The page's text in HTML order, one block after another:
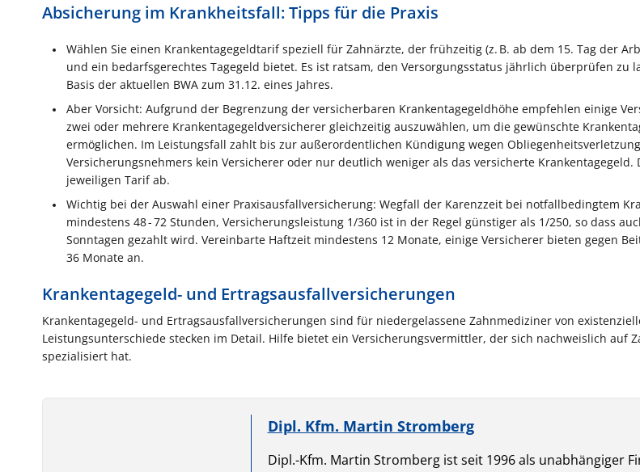
Absicherung im Krankheitsfall: Tipps für die Praxis
Wählen Sie einen Krankentagegeldtarif speziell für Zahnärzte, der frühzeitig (z. B. ab dem 15. Tag der
und ein bedarfsgerechtes Tagegeld bietet. Es ist ratsam, den Versorgungsstatus jährlich überprüfen zu
Basis der aktuellen BWA zum 31.12. eines Jahres.
Aber Vorsicht: Aufgrund der Begrenzung der versicherbaren Krankentagegeldhöhe empfehlen einige
zwei oder mehrere Krankentagegeldversicherer gleichzeitig auszuwählen, um die gewünschte
ermöglichen. Im Leistungsfall zahlt bis zur außerordentlichen Kündigung wegen
Versicherungsnehmers kein Versicherer oder nur deutlich weniger als das versicherte Krankentagegeld.
jeweiligen Tarif ab.
Wichtig bei der Auswahl einer Praxisausfallversicherung: Wegfall der Karenzzeit bei notfallbedingtem
mindestens 48 - 72 Stunden, Versicherungsleistung 1/360 ist in der Regel günstiger als 1/250, so dass
Sonntagen gezahlt wird. Vereinbarte Haftzeit mindestens 12 Monate, einige Versicherer bieten gegen
36 Monate an.
Krankentagegeld- und Ertragsausfallversicherungen
Krankentagegeld- und Ertragsausfallversicherungen sind für niedergelassene Zahnmediziner von
Leistungsunterschiede stecken im Detail. Hilfe bietet ein Versicherungsvermittler, der sich nachweislich auf
spezialisiert hat.
Dipl. Kfm. Martin Stromberg
Dipl.-Kfm. Martin Strombergist seit 1996 als unabhängiger